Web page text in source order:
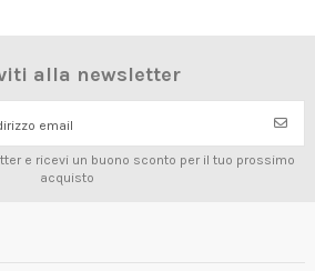
alla newsletter
email
e ricevi un buono sconto per il tuo prossimo
acquisto